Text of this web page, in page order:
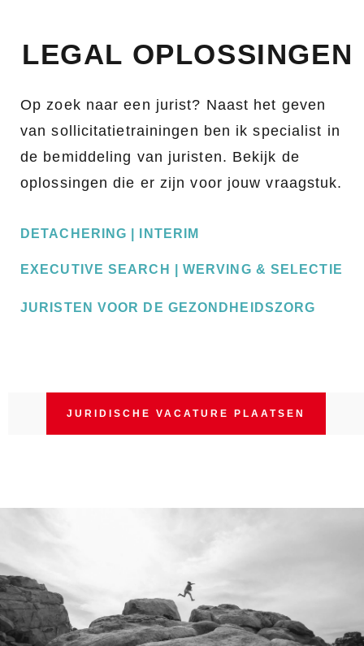
LEGAL OPLOSSINGEN
Op zoek naar een jurist? Naast het geven
van sollicitatietrainingen ben ik specialist in
de bemiddeling van juristen. Bekijk de
oplossingen die er zijn voor jouw vraagstuk.
DETACHERING | INTERIM
EXECUTIVE SEARCH | WERVING & SELECTIE
JURISTEN VOOR DE GEZONDHEIDSZORG
JURIDISCHE VACATURE PLAATSEN